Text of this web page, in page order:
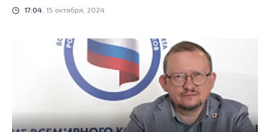
17:04 , 15 октября, 2024